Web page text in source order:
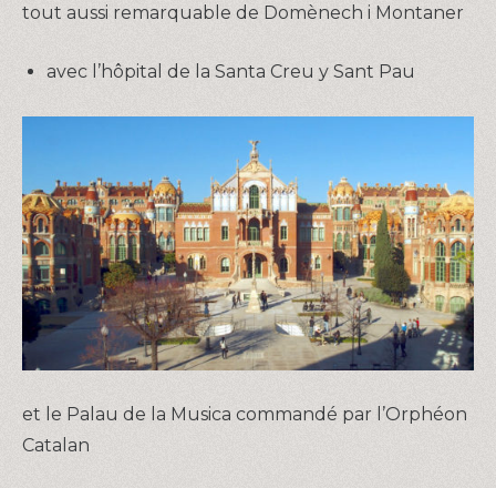
tout aussi remarquable de Domènech i Montaner
avec l’hôpital de la Santa Creu y Sant Pau
et le Palau de la Musica commandé par l’Orphéon
Catalan